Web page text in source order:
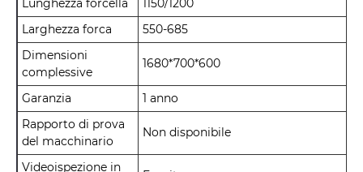
Lunghezza forcella
1150/1200
Larghezza forca
550-685
Dimensioni
complessive
1680*700*600
Garanzia
1 anno
Rapporto di prova
del macchinario
Non disponibile
Videoispezione in